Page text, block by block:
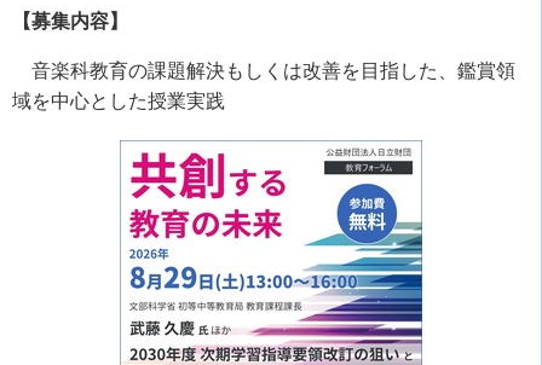
【募集内容】
音楽科教育の課題解決もしくは改善を目指した、鑑賞領
域を中心とした授業実践